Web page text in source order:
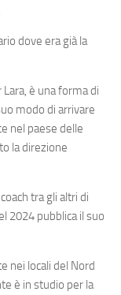
dove era già la
è una forma di
modo di arrivare
nel paese delle
la direzione
tra gli altri di
2024 pubblica il suo
nei locali del Nord
è in studio per la